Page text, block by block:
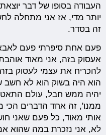
העבודה בסופו של דבר
יותר מדי, אז אני מתחלה
זה בסדר.
פעם אחת סיפרתי פעם
אעסוק בזה, אני מאוד
להכריח את עצמי לעסוק
הוא היה בשוק הוא לא חשב
יהיה ממש חבל, עולם
ממנו', זה אחד הדברים הכי
אותי מאוד, כל פעם שאני
לא, אני נזכרת במה שהוא